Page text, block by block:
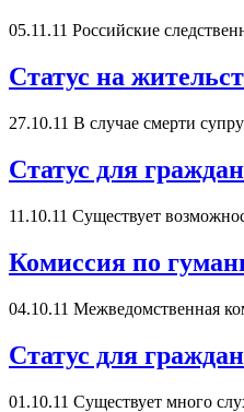
05.11.11 Российские
Статус на
27.10.11 В случае смерти
Cтатус для
11.10.11 Существует
Комиссия по
04.10.11 Межведомственная
Статус для
01.10.11 Существует много